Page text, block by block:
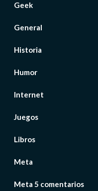
Geek
General
Historia
Humor
Internet
Juegos
Libros
Meta
Meta 5 comentarios